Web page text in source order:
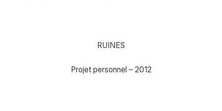
RUINES
Projet personnel – 2012